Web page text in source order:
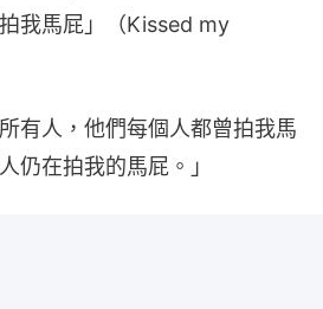
我馬屁」（Kissed my
有人，他們每個人都曾拍我馬
仍在拍我的馬屁。」